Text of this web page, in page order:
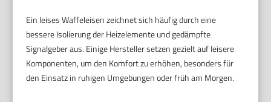
Ein leises Waffeleisen zeichnet sich häufig durch eine
bessere Isolierung der Heizelemente und gedämpfte
Signalgeber aus. Einige Hersteller setzen gezielt auf leisere
Komponenten, um den Komfort zu erhöhen, besonders für
den Einsatz in ruhigen Umgebungen oder früh am Morgen.